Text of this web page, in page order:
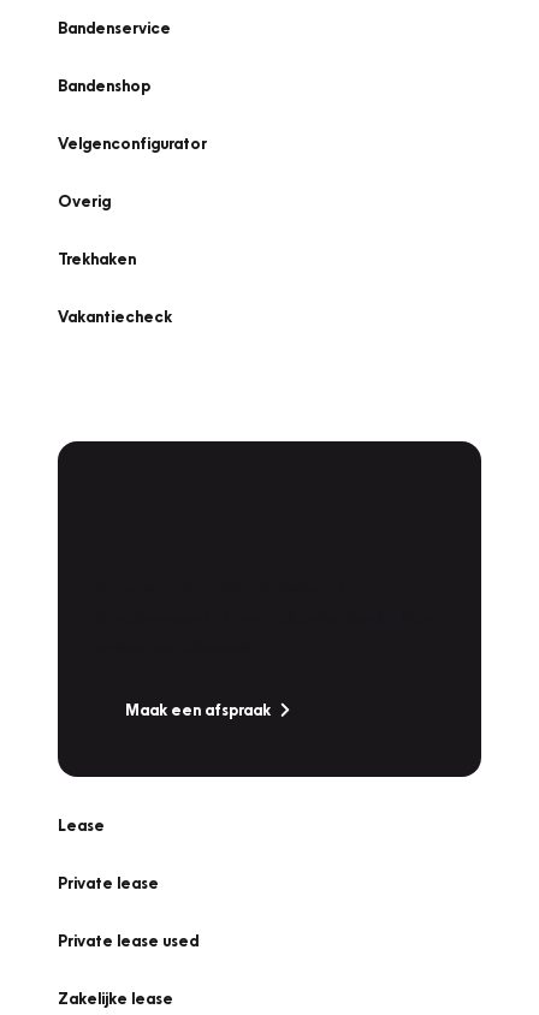
Bandenservice
Bandenshop
Velgenconfigurator
Overig
Trekhaken
Vakantiecheck
Maak een afspraak
Lease
Private lease
Private lease used
Zakelijke lease